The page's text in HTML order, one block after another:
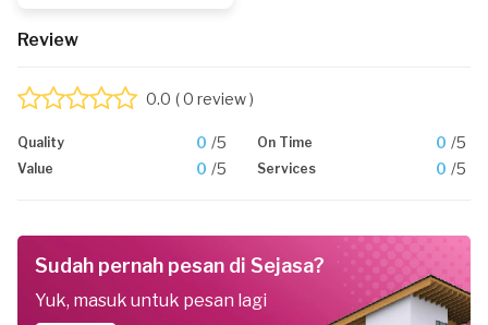
Review
0.0 ( 0 review )
Quality 0 /5 On Time 0 /5
Value 0 /5 Services 0 /5
Sudah pernah pesan di Sejasa?
Yuk, masuk untuk pesan lagi